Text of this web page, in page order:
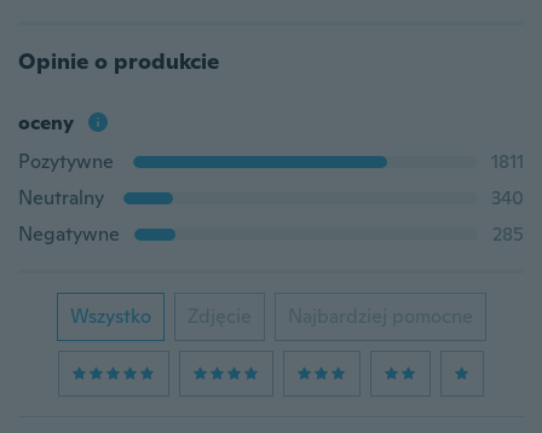
Opinie o produkcie
oceny
Pozytywne
1811
Neutralny
340
Negatywne
285
Wszystko Zdjęcie Najbardziej pomocne